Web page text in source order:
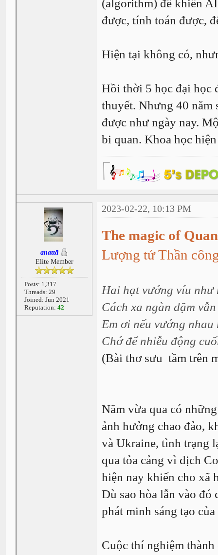
(algorithm) để khiến
được, tính toán được,
Hiện tại không có,
Hồi thời 5 học đại học
thuyết. Nhưng 40 năm
được như ngày nay.
bi quan. Khoa học
anattā
Elite Member
Posts: 1,317
Threads: 29
Joined: Jun 2021
Reputation: 42
2023-02-22, 10:13 PM
The magic of
Lượng tử Thần
Hai hạt vướng víu như
Cách xa ngàn dặm
Em ơi nếu vướng nhau
Chớ để nhiễu động
(Bài thơ sưu tầm trên
Năm vừa qua có
ảnh hưởng chao đảo,
và Ukraine, tình trạng
qua tỏa cảng vì dịch
hiện nay khiến cho xã
Dù sao hòa lẫn vào
phát minh sáng tạo
Cuộc thí nghiệm thành